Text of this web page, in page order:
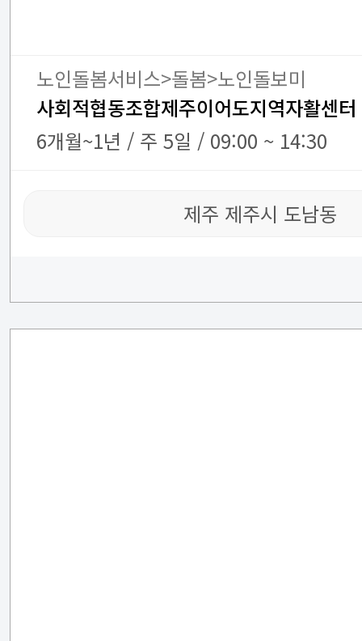
노인돌봄서비스>돌봄>노인돌보미
사회적협동조합제주이어도지역자활센터
6개월~1년 / 주 5일 / 09:00 ~ 14:30
제주 제주시 도남동